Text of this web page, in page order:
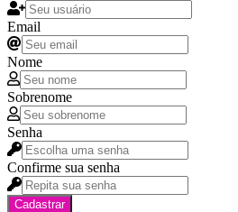
Email
Nome
Sobrenome
Senha
Confirme sua senha
Cadastrar